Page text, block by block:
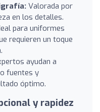
Valorada por
en los detalles.
para uniformes
requieren un toque
ayudan a
fuentes y
óptimo.
y rapidez